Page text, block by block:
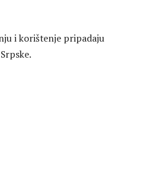
i korištenje pripadaju